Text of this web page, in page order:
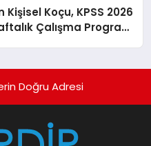
Kişisel Koçu, KPSS 2026
Çalışma Programı
Doğru Adresi